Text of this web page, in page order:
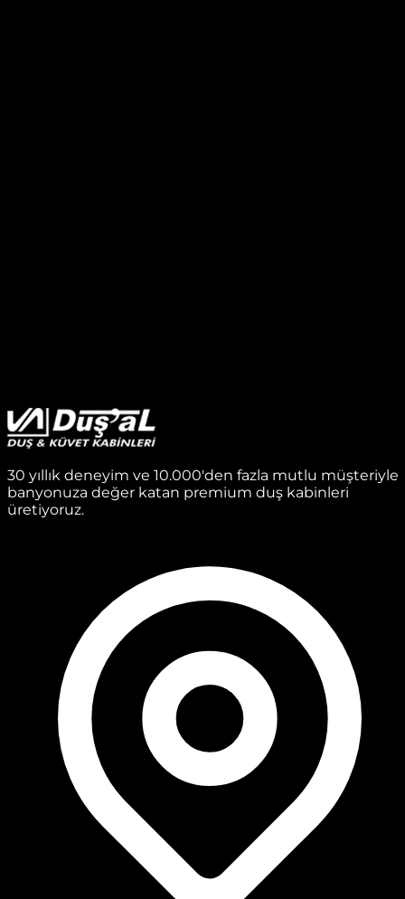
30 yıllık deneyim ve 10.000'den fazla mutlu müşteriyle
banyonuza değer katan premium duş kabinleri
üretiyoruz.